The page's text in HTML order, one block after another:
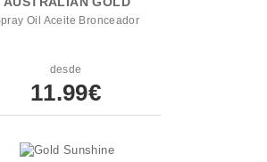
Oil Aceite Bronceador
desde
11.99€